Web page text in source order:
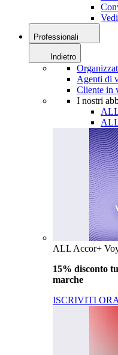
Professionali
Indietro
Agenti di
Cliente in
I nostri
ALL Accor+
15% disconto
marche
ISCRIVITI ORA